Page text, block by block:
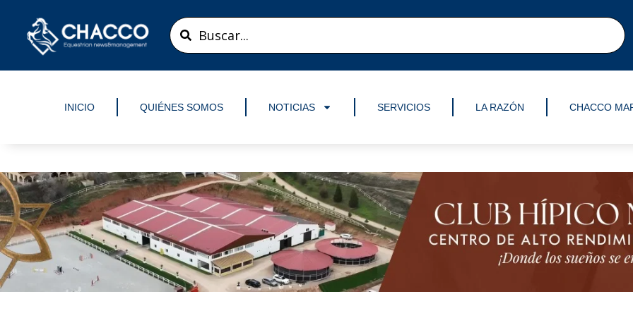
contenido
Search
...
INICIO QUIÉNES SOMOS NOTICIAS SERVICIOS LA RAZÓN CHACCO